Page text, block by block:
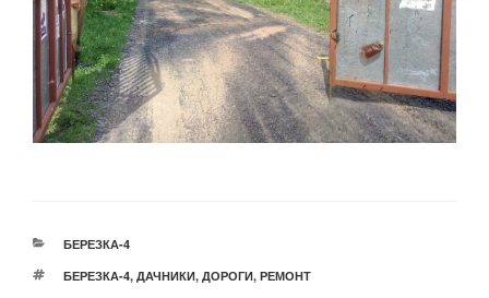
РУБРИКИ
БЕРЕЗКА-4
МЕТКИ
БЕРЕЗКА-4, ДАЧНИКИ, ДОРОГИ, РЕМОНТ